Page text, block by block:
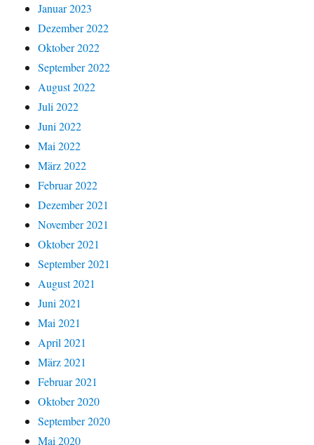
Januar 2023
Dezember 2022
Oktober 2022
September 2022
August 2022
Juli 2022
Juni 2022
Mai 2022
März 2022
Februar 2022
Dezember 2021
November 2021
Oktober 2021
September 2021
August 2021
Juni 2021
Mai 2021
April 2021
März 2021
Februar 2021
Oktober 2020
September 2020
Mai 2020